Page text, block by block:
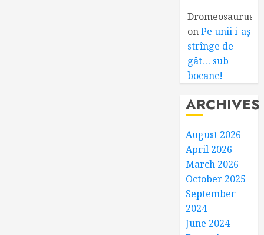
Dromeosaurus
onPe unii i-aș
strînge de
gât… sub
bocanc!
ARCHIVES
August 2026
April 2026
March 2026
October 2025
September
2024
June 2024